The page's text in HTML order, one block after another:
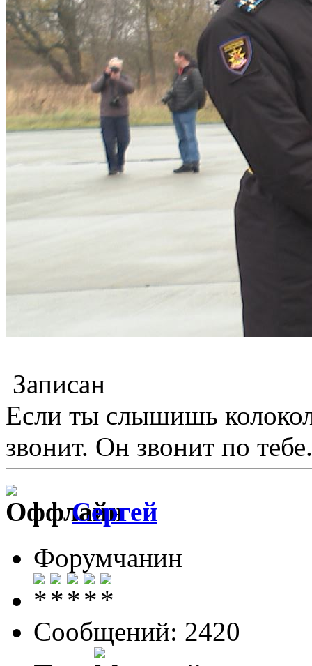
Записан
Если ты слышишь
звонит. Он звонит по
Сергей
Форумчанин
Сообщений: 2420